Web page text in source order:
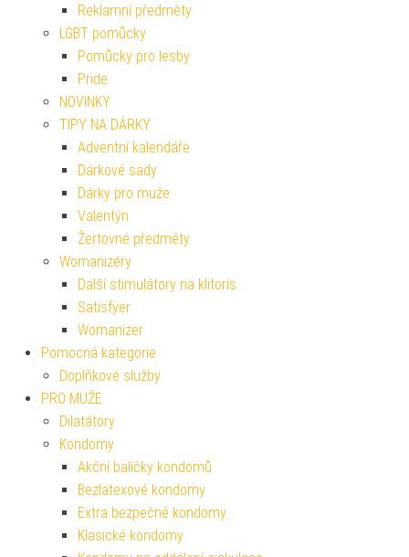
Reklamní předměty
LGBT pomůcky
Pomůcky pro lesby
Pride
NOVINKY
TIPY NA DÁRKY
Adventní kalendáře
Dárkové sady
Dárky pro muže
Valentýn
Žertovné předměty
Womanizéry
Další stimulátory na klitoris
Satisfyer
Womanizer
Pomocná kategorie
Doplňkové služby
PRO MUŽE
Dilatátory
Kondomy
Akční balíčky kondomů
Bezlatexové kondomy
Extra bezpečné kondomy
Klasické kondomy